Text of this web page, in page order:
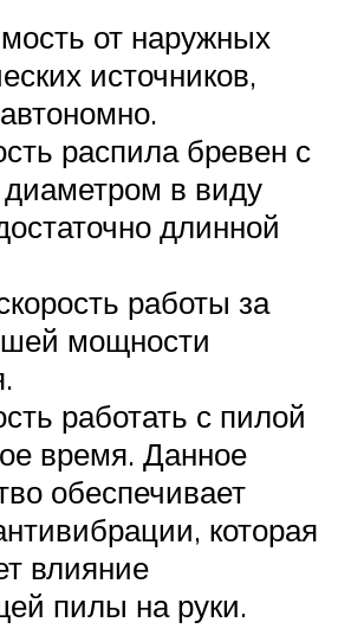
от наружных
источников,
распила бревен с
в виду
длинной
работы за
мощности
работать с пилой
время. Данное
обеспечивает
которая
влияние
пилы на руки.